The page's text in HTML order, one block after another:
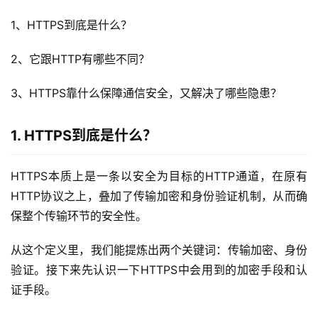
1、HTTPS到底是什么？
2、它跟HTTP有哪些不同？
3、HTTPS靠什么保障通信安全，又解决了哪些隐患？
1. HTTPS到底是什么？
HTTPS本质上是一条以安全为目标的HTTP通道，在原有
HTTP协议之上，叠加了传输加密和身份验证机制，从而确
保整个传输环节的安全性。
从这个定义里，我们能提炼出两个关键词：传输加密、身份
验证。接下来先认识一下HTTPS中会用到的加密手段和认
证手段。